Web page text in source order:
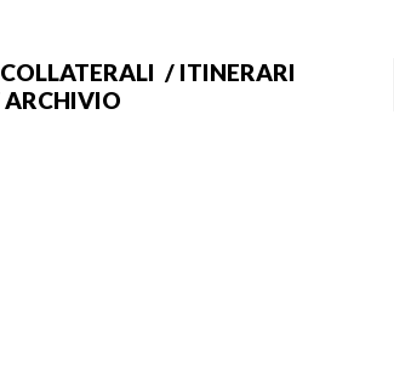
COLLATERALI
ITINERARI
ARCHIVIO